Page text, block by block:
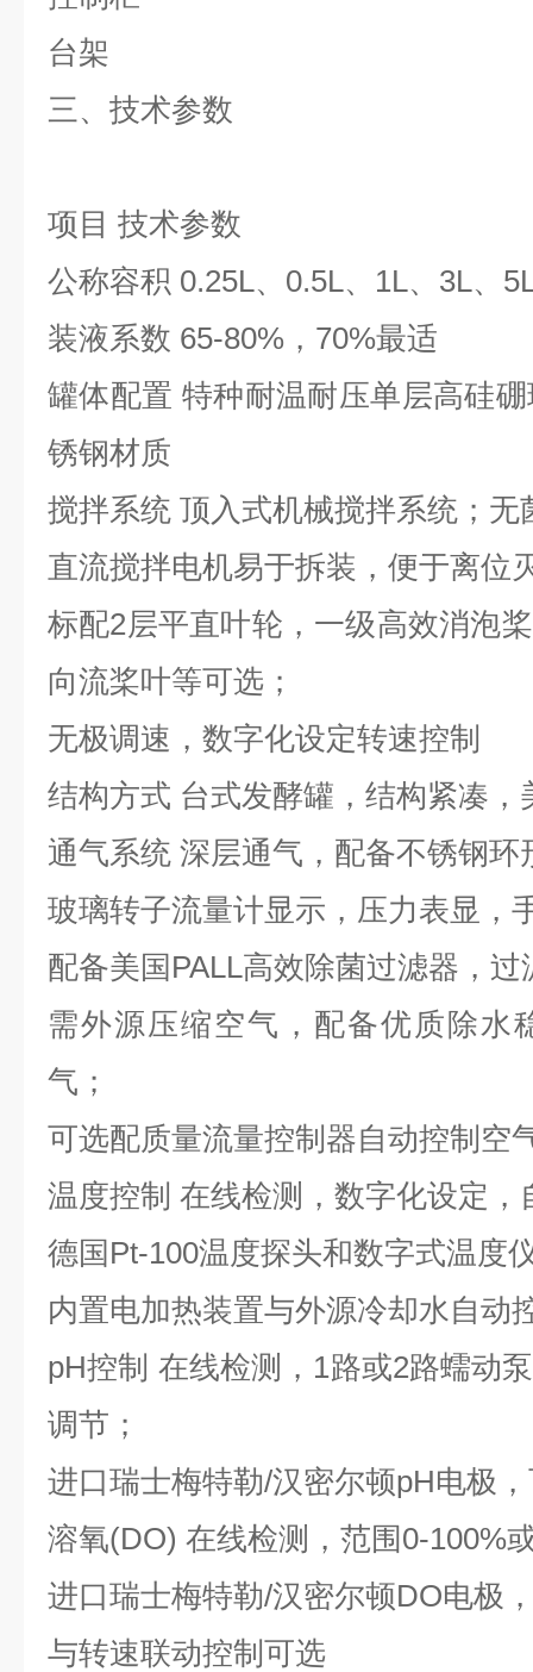
台架
三、技术参数
项目 技术参数
公称容积 0.25L、0.5L、1L、3L、
装液系数 65-80%，70%最适
罐体配置 特种耐温耐压单层高硅
锈钢材质
搅拌系统 顶入式机械搅拌系统；无
直流搅拌电机易于拆装，便于离位
标配2层平直叶轮，一级高效消泡
向流桨叶等可选；
无极调速，数字化设定转速控制
结构方式 台式发酵罐，结构紧凑，
通气系统 深层通气，配备不锈钢环
玻璃转子流量计显示，压力表显，
配备美国PALL高效除菌过滤器，过
需外源压缩空气，配备优质除水
气；
可选配质量流量控制器自动控制空
温度控制 在线检测，数字化设定，
德国Pt-100温度探头和数字式温度
内置电加热装置与外源冷却水自动
pH控制 在线检测，1路或2路蠕动
调节；
进口瑞士梅特勒/汉密尔顿pH电极
溶氧(DO) 在线检测，范围0-100%
进口瑞士梅特勒/汉密尔顿DO电极
与转速联动控制可选